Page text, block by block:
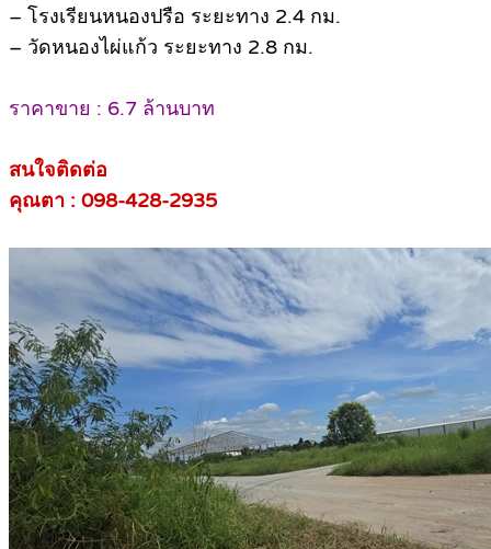
– โรงเรียนหนองปรือ ระยะทาง 2.4 กม.
– วัดหนองไผ่แก้ว ระยะทาง 2.8 กม.
ราคาขาย : 6.7 ล้านบาท
สนใจติดต่อ
คุณตา : 098-428-2935